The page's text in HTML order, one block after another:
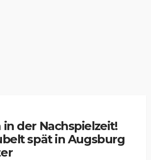
der Nachspielzeit!
spät in Augsburg